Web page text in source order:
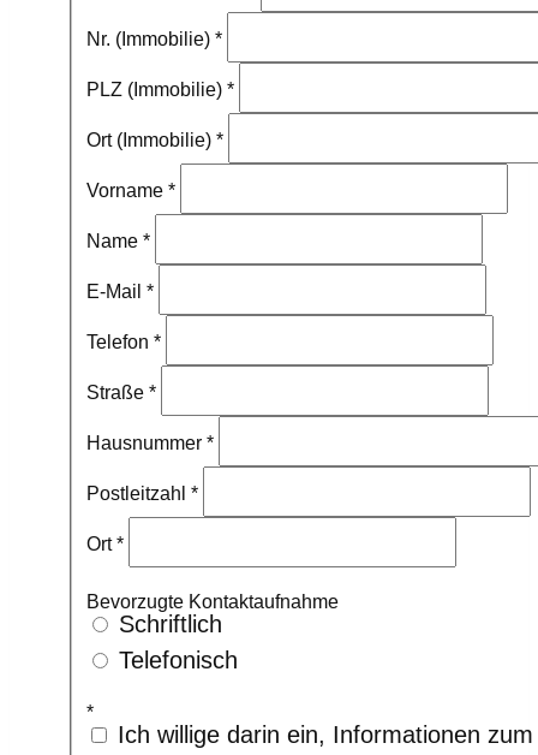
Nr. (Immobilie) *
PLZ (Immobilie) *
Ort (Immobilie) *
Vorname *
Name *
E-Mail *
Telefon *
Straße *
Hausnummer *
Postleitzahl *
Ort*
Bevorzugte Kontaktaufnahme
Schriftlich
Telefonisch
*
Ich willige darin ein, Informationen